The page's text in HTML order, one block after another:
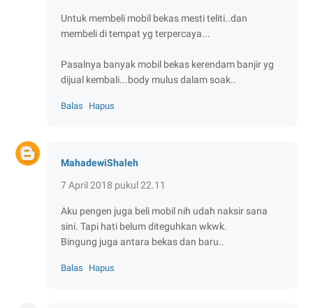
Untuk membeli mobil bekas mesti teliti..dan
membeli di tempat yg terpercaya...
Pasalnya banyak mobil bekas kerendam banjir yg
dijual kembali...body mulus dalam soak..
Balas Hapus
MahadewiShaleh
7 April 2018 pukul 22.11
Aku pengen juga beli mobil nih udah naksir sana
sini. Tapi hati belum diteguhkan wkwk.
Bingung juga antara bekas dan baru..
Balas Hapus